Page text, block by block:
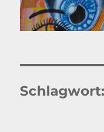
Schlagwort: